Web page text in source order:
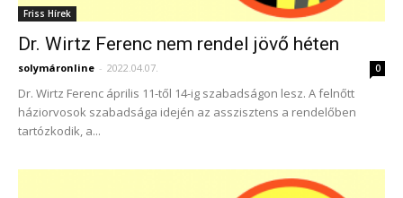
Friss Hírek
Dr. Wirtz Ferenc nem rendel jövő héten
solymáronline - 2022.04.07. 0
Dr. Wirtz Ferenc április 11-től 14-ig szabadságon lesz. A felnőtt
háziorvosok szabadsága idején az asszisztens a rendelőben
tartózkodik, a...